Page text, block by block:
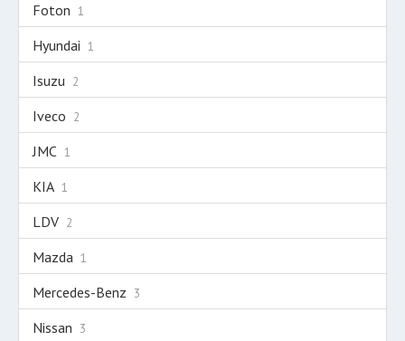
Foton 1
Hyundai 1
Isuzu 2
Iveco 2
JMC 1
KIA 1
LDV 2
Mazda 1
Mercedes-Benz 3
Nissan 3